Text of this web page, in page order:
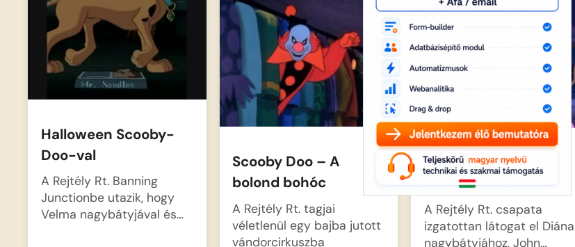
Halloween Scooby-
Doo-val
A Rejtély Rt. Banning
Junctionbe utazik, hogy
Velma nagybátyjával és…
Scooby Doo – A
bolond bohóc
A Rejtély Rt. tagjai
véletlenül egy bajba jutott
vándorcirkuszba
Scooby Doo – Ne
majmold a majmot
A Rejtély Rt. csapata
izgatottan látogat el Diána
nagybátyjához, John…